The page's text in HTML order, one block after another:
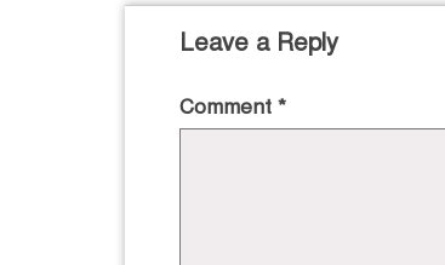
Leave a Reply
Comment *